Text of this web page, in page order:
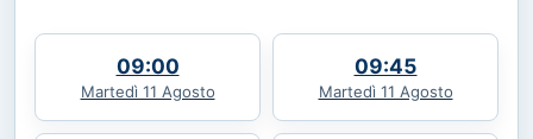
09:00
Martedì 11 Agosto
09:45
Martedì 11 Agosto